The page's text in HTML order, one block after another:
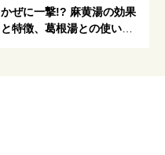
かぜに一撃!? 麻黄湯の効果
と特徴、葛根湯との使い分